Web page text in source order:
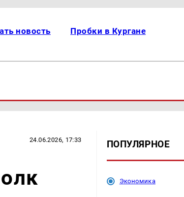
новость Пробки в Кургане
24.06.2026, 17:33 ПОПУЛЯРНОЕ
Экономика